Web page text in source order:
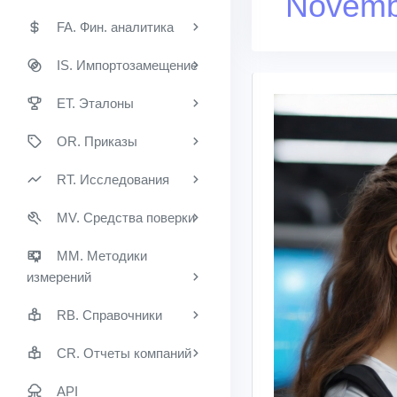
FA. Фин. аналитика
IS. Импортозамещение
ET. Эталоны
OR. Приказы
RT. Исследования
MV. Средства поверки
MM. Методики
измерений
RB. Справочники
CR. Отчеты компаний
API